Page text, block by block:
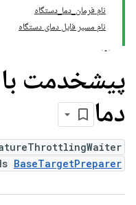
نام فرمان_دما_دستگاه
نام مسیر فایل دمای دستگاه
پیشخدمت با
دما
BaseTargetPreparer